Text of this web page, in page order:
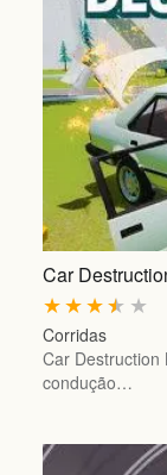
Car
★
★
★
★
★
Corridas
Car Destruction
condução…